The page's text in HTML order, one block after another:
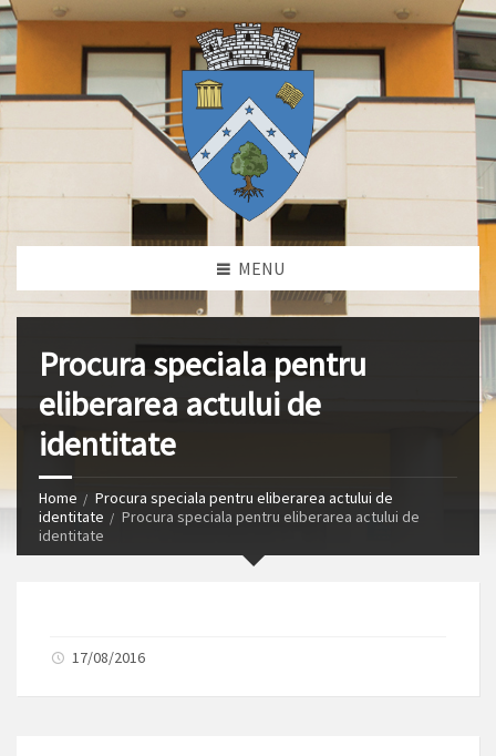
MENU
Procura speciala pentru
eliberarea actului de
identitate
Home
Procura speciala pentru eliberarea actului de
identitate
Procura speciala pentru eliberarea actului de
identitate
17/08/2016